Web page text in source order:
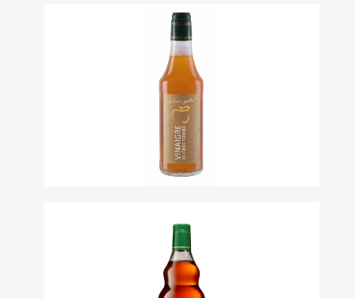
Vinaigre de cidre fermier Michel
Notre vinaigre de cidre est élaboré à
partir de cidre fermier que nous